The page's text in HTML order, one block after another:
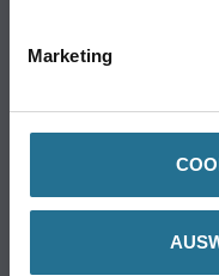
Marketing
Farbe
Trockenbau
Putze- und Spachtelmassen
Bodenbeläge